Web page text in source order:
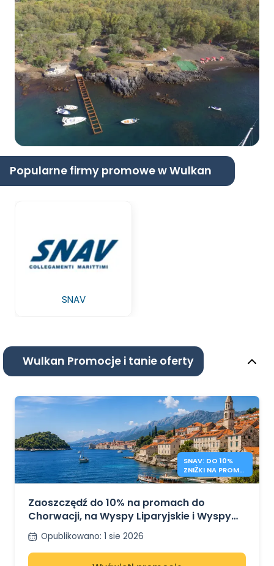
Popularne firmy promowe w Wulkan
SNAV
Wulkan Promocje i tanie oferty
SNAV: DO 10%
ZNIŻKI NA PROMY
DO CHORWACJI I
Zaoszczędź do 10% na promach do
Chorwacji, na Wyspy Liparyjskie i Wyspy
Poncjańskie z SNAV
Opublikowano: 1 sie 2026